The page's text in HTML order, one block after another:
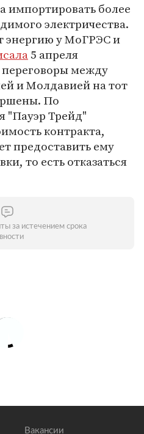
более
электричества.
энергию у МоГРЭС и
5 апреля
между
и Молдавией на тот
По
"Пауэр Трейд"
контракта,
предоставить ему
то есть отказаться
за истечением срока
Вакансии